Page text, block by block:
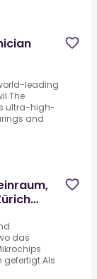
leading
ultra-high-
and
das
gefertigt.Als